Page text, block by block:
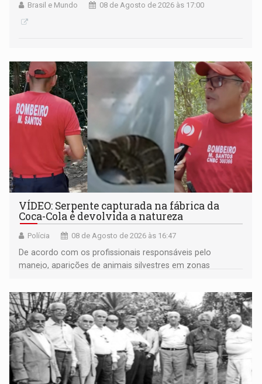
Brasil e Mundo 08 de Agosto de 2026 às 17:00
VÍDEO: Serpente capturada na fábrica da
Coca-Cola é devolvida a natureza
Polícia 08 de Agosto de 2026 às 16:47
De acordo com os profissionais responsáveis pelo
manejo, aparições de animais silvestres em zonas